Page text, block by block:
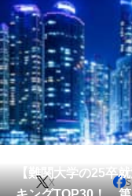
TOP
エンタメ
グルメ
住まい
動物
会員記事
【難関大学の25卒
X